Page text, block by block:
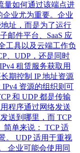
量如何通过该端点进
企业尤为重要。企业
址，而是为了运行
邮件平台、SaaS 应
工具以及云端工作负
、UDP，还是同时
租赁服务获取用
期控制 IP 地址资源
资源的组织则可
和 UDP 都是传输
程序通过网络发送
送到哪里，而 TCP
简单来说： TCP 适
。 UDP 适用于重视
企业可能会使用同